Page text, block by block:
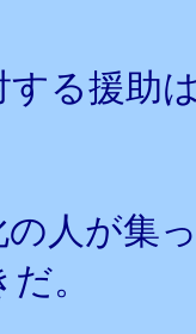
る援助
の人が集
。